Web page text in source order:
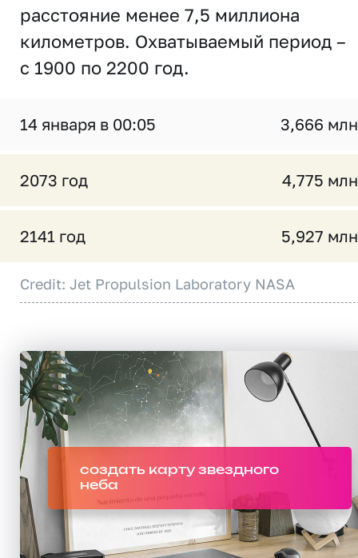
расстояние менее 7,5 миллиона
километров. Охватываемый период –
с 1900 по 2200 год.
14 января в 00:05 3,666
2073 год 4,775
2141 год 5,927
Credit: Jet Propulsion Laboratory NASA
создать карту звездного
неба